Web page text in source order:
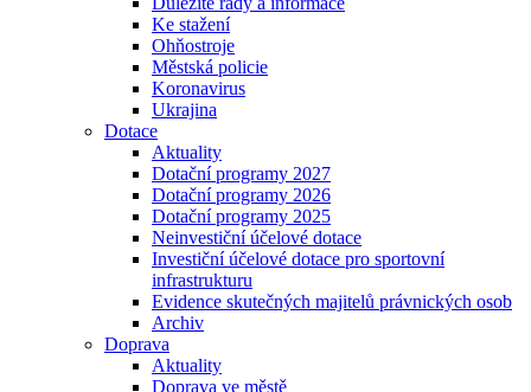
Ke stažení
Ohňostroje
Městská policie
Koronavirus
Ukrajina
Dotace
Aktuality
Dotační programy 2027
Dotační programy 2026
Dotační programy 2025
Neinvestiční účelové dotace
Investiční účelové dotace pro sportovní
infrastrukturu
Evidence skutečných majitelů právnických osob
Archiv
Doprava
Aktuality
Doprava ve městě